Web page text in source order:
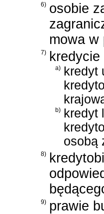
6) osobie
mowa w
7)
a)
kredyt
b)
kredyt
osobą
8)
9) prawie